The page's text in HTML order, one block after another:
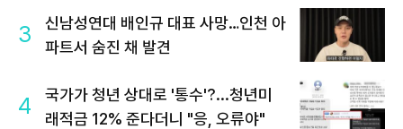
3
신남성연대 배인규 대표 사망…인천 아
파트서 숨진 채 발견
4
국가가 청년 상대로 '통수'?...청년미
래적금 12% 준다더니 "응, 오류야"